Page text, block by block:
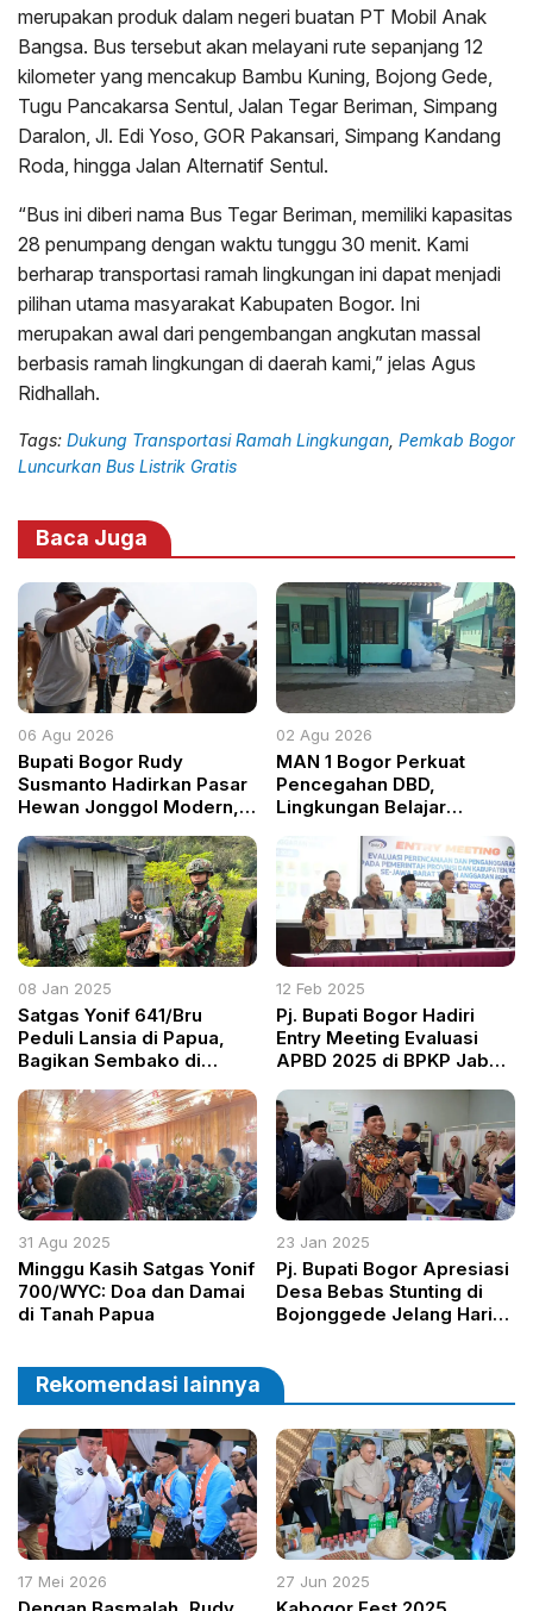
merupakan produk dalam negeri buatan PT Mobil Anak
Bangsa. Bus tersebut akan melayani rute sepanjang 12
kilometer yang mencakup Bambu Kuning, Bojong Gede,
Tugu Pancakarsa Sentul, Jalan Tegar Beriman, Simpang
Daralon, Jl. Edi Yoso, GOR Pakansari, Simpang Kandang
Roda, hingga Jalan Alternatif Sentul.
“Bus ini diberi nama Bus Tegar Beriman, memiliki kapasitas
28 penumpang dengan waktu tunggu 30 menit. Kami
berharap transportasi ramah lingkungan ini dapat menjadi
pilihan utama masyarakat Kabupaten Bogor. Ini
merupakan awal dari pengembangan angkutan massal
berbasis ramah lingkungan di daerah kami,” jelas Agus
Ridhallah.
Tags: Dukung Transportasi Ramah Lingkungan Pemkab Bogor
Luncurkan Bus Listrik Gratis
Baca Juga
06 Agu 2026
Bupati Bogor Rudy
Susmanto Hadirkan Pasar
Hewan Jonggol Modern,
Peternakan dan UMKM
02 Agu 2026
MAN 1 Bogor Perkuat
Pencegahan DBD,
Lingkungan Belajar
08 Jan 2025
Satgas Yonif 641/Bru
Peduli Lansia di Papua,
Bagikan Sembako di
12 Feb 2025
Pj. Bupati Bogor Hadiri
Entry Meeting Evaluasi
APBD 2025 di BPKP Jabar:
31 Agu 2025
Minggu Kasih Satgas Yonif
700/WYC: Doa dan Damai
di Tanah Papua
23 Jan 2025
Pj. Bupati Bogor Apresiasi
Desa Bebas Stunting di
Bojonggede Jelang Hari
Rekomendasi lainnya
17 Mei 2026 27 Jun 2025